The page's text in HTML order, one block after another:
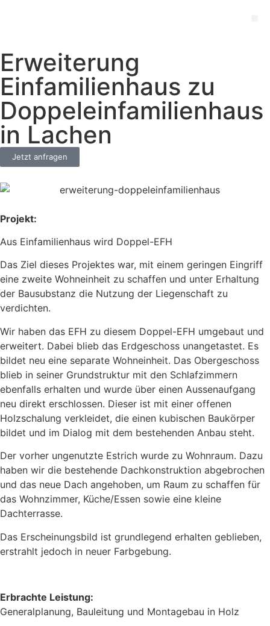
Erweiterung
Einfamilienhaus zu
Doppeleinfamilienhaus
in Lachen
Jetzt anfragen
Projekt:
Aus Einfamilienhaus wird Doppel-EFH
Das Ziel dieses Projektes war, mit einem geringen Eingriff
eine zweite Wohneinheit zu schaffen und unter Erhaltung
der Bausubstanz die Nutzung der Liegenschaft zu
verdichten.
Wir haben das EFH zu diesem Doppel-EFH umgebaut und
erweitert. Dabei blieb das Erdgeschoss unangetastet. Es
bildet neu eine separate Wohneinheit. Das Obergeschoss
blieb in seiner Grundstruktur mit den Schlafzimmern
ebenfalls erhalten und wurde über einen Aussenaufgang
neu direkt erschlossen. Dieser ist mit einer offenen
Holzschalung verkleidet, die einen kubischen Baukörper
bildet und im Dialog mit dem bestehenden Anbau steht.
Der vorher ungenutzte Estrich wurde zu Wohnraum. Dazu
haben wir die bestehende Dachkonstruktion abgebrochen
und das neue Dach angehoben, um Raum zu schaffen für
das Wohnzimmer, Küche/Essen sowie eine kleine
Dachterrasse.
Das Erscheinungsbild ist grundlegend erhalten geblieben,
erstrahlt jedoch in neuer Farbgebung.
Erbrachte Leistung:
Generalplanung, Bauleitung und Montagebau in Holz